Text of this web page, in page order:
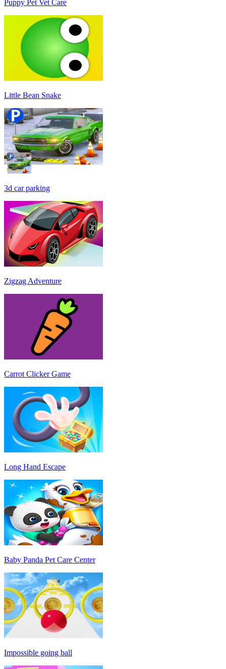
Puppy Pet Vet Care
Little Bean Snake
3d car parking
Zigzag Adventure
Carrot Clicker Game
Long Hand Escape
Baby Panda Pet Care Center
Impossible going ball